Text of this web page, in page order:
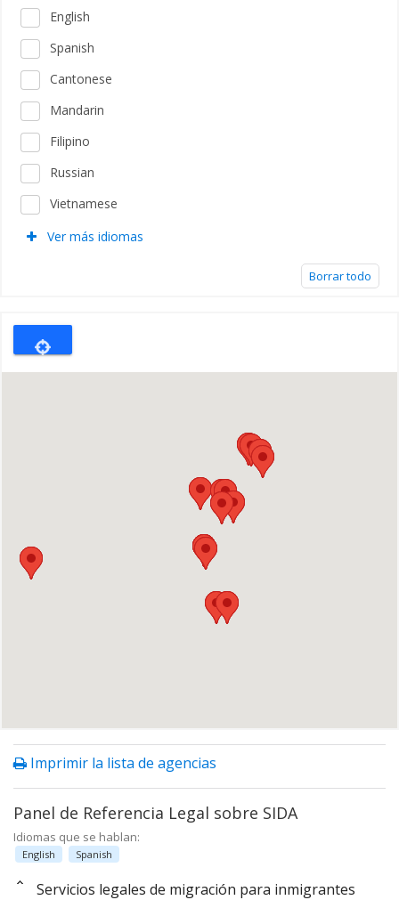
Imprimir la lista de agencias
Panel de Referencia Legal sobre SIDA
Idiomas que se hablan:
English Spanish
Servicios legales de migración para inmigrantes
English
Spanish
Cantonese
Mandarin
Filipino
Russian
Vietnamese
Ver más idiomas
Borrar todo